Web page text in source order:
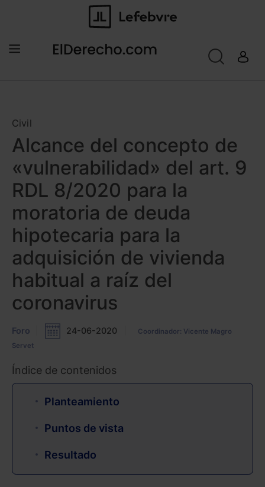
Civil
Alcance del concepto de
«vulnerabilidad» del art. 9
RDL 8/2020 para la
moratoria de deuda
hipotecaria para la
adquisición de vivienda
habitual a raíz del
coronavirus
Foro 24-06-2020
Coordinador: Vicente Magro
Servet
Índice de contenidos
Planteamiento
Puntos de vista
Resultado